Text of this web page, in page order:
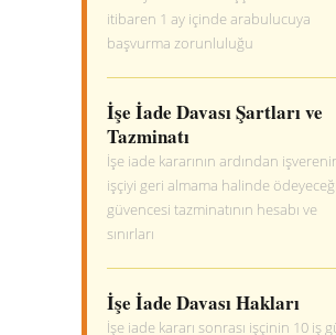
itibaren 1 ay içinde arabulucuya
başvurma zorunluluğu
İşe İade Davası Şartları ve
Tazminatı
İşe iade kararının ardından
işçiyi geri almama halinde
güvencesi tazminatının hesabı ve
sınırları
İşe İade Davası Hakları
İşe iade kararı sonrası işçinin 10 iş